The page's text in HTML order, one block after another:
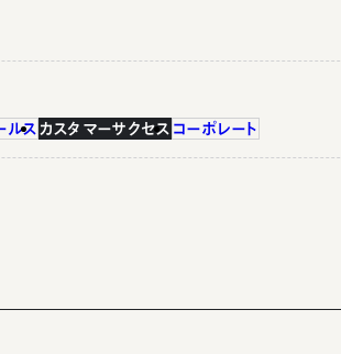
ルス カスタマーサクセス コーポレート